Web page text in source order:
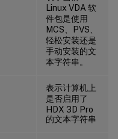
Linux VDA 软
件包是使用
MCS、PVS、
轻松安装还是
手动安装的文
本字符串。
表示计算机上
是否启用了
HDX 3D Pro
的文本字符串